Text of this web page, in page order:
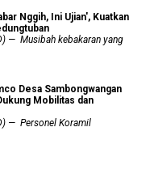
Nggih, Ini Ujian', Kuatkan
— Musibah kebakaran yang
Desa Sambongwangan
Mobilitas dan
— Personel Koramil